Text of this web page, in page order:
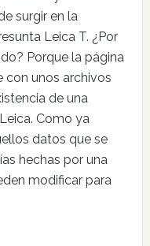
surgir en la
Leica T. ¿Por
Porque la página
con unos archivos
de una
Como ya
datos que se
hechas por una
modificar para